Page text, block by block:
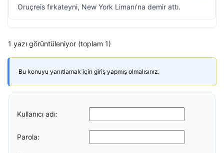
Oruçreis fırkateyni, New York Limanı’na demir attı.
1 yazı görüntüleniyor (toplam 1)
Bu konuyu yanıtlamak için giriş yapmış olmalısınız.
Kullanıcı adı:
Parola: